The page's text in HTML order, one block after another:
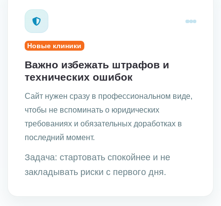
Новые клиники
Важно избежать штрафов и
технических ошибок
Сайт нужен сразу в профессиональном виде,
чтобы не вспоминать о юридических
требованиях и обязательных доработках в
последний момент.
Задача: стартовать спокойнее и не
закладывать риски с первого дня.